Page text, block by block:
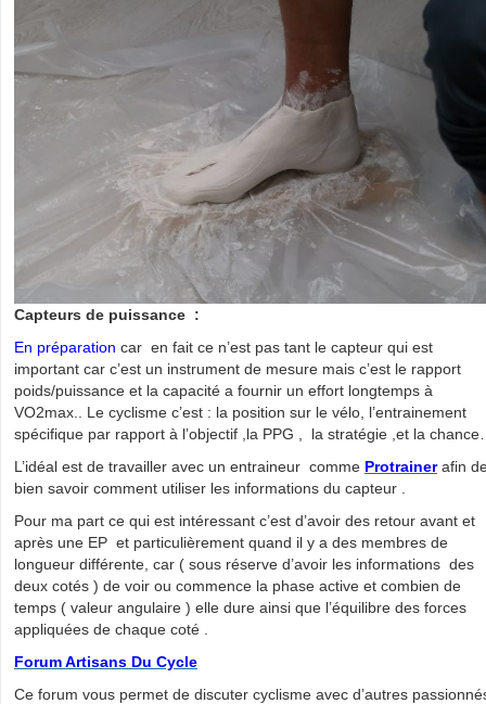
Capteurs de puissance :
En préparation car en fait ce n’est pas tant le capteur qui est
important car c’est un instrument de mesure mais c’est le rapport
poids/puissance et la capacité a fournir un effort longtemps à
VO2max.. Le cyclisme c’est : la position sur le vélo, l’entrainement
spécifique par rapport à l’objectif ,la PPG , la stratégie ,et la
L’idéal est de travailler avec un entraineur comme Protrainerafin
bien savoir comment utiliser les informations du capteur .
Pour ma part ce qui est intéressant c’est d’avoir des retour avant et
après une EP et particulièrement quand il y a des membres de
longueur différente, car ( sous réserve d’avoir les informations des
deux cotés ) de voir ou commence la phase active et combien de
temps ( valeur angulaire ) elle dure ainsi que l’équilibre des forces
appliquées de chaque coté .
Forum Artisans Du Cycle
Ce forum vous permet de discuter cyclisme avec d’autres